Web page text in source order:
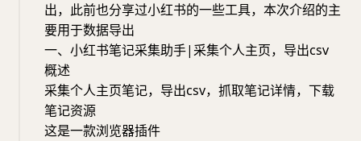
出，此前也分享过小红书的一些工具，本次介绍的主
要用于数据导出
一、小红书笔记采集助手|采集个人主页，导出csv
概述
采集个人主页笔记，导出csv，抓取笔记详情，下载
笔记资源
这是一款浏览器插件